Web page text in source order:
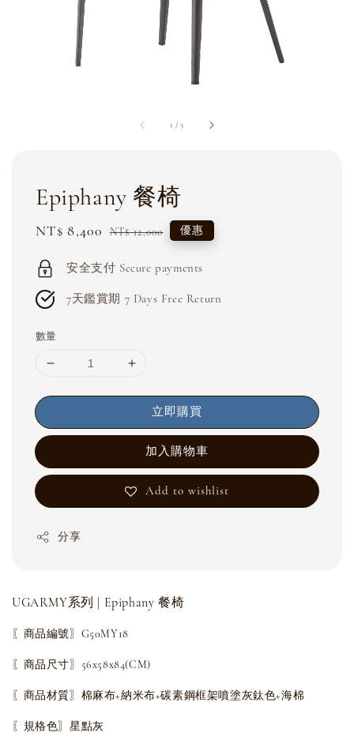
1 /3
Epiphany 餐椅
Sale
NT$ 8,400 Regular
NT$ 12,000 優惠
安全支付 Secure payments
7天鑑賞期 7 Days Free Return
數量
立即購買
加入購物車
Add to wishlist
分享
UGARMY系列 | Epiphany 餐椅
〖商品編號〗G50MY18
〖商品尺寸〗56x58x84(CM)
〖商品材質〗棉麻布+納米布+碳素鋼框架噴塗灰鈦色+海棉
〖規格色〗星點灰